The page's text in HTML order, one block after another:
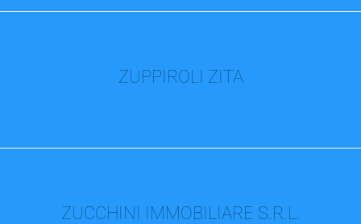
ZUPPIROLI ZITA
ZUCCHINI IMMOBILIARE S.R.L.